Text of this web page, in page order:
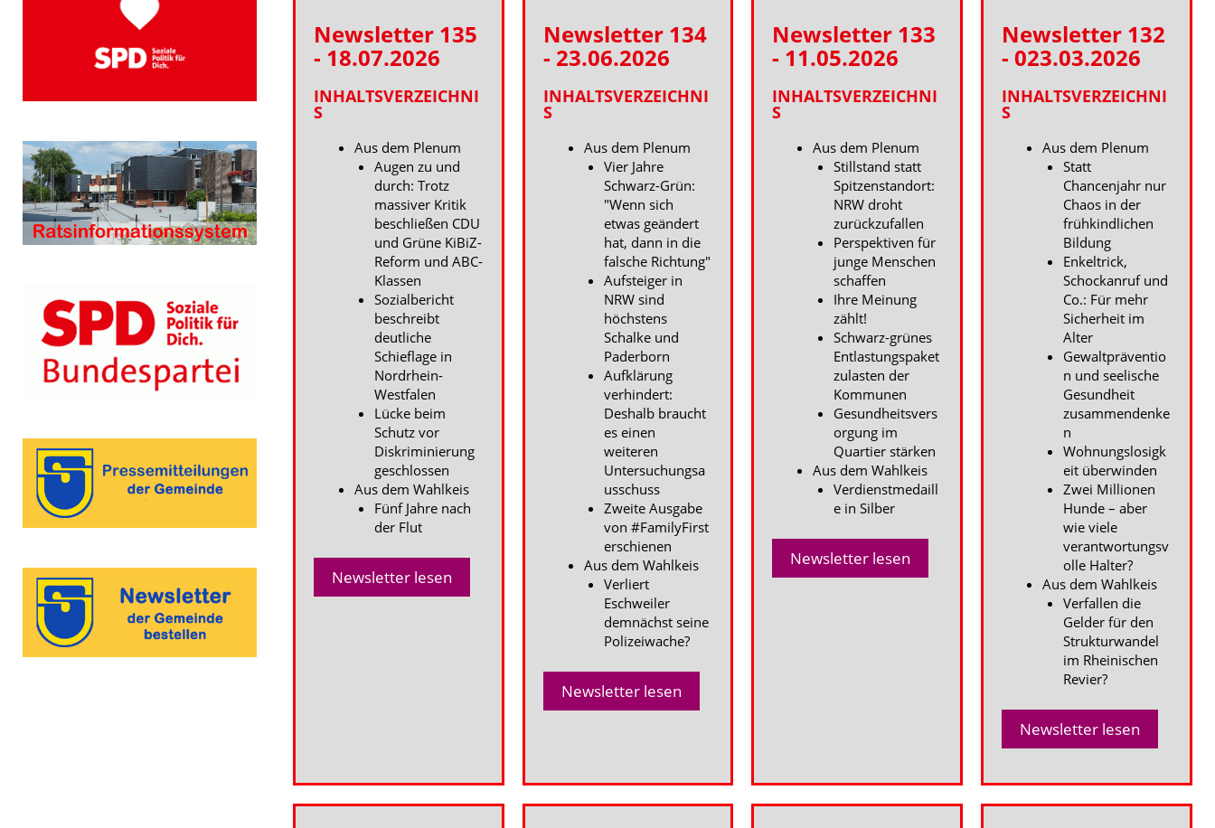
Newsletter 135
- 18.07.2026
INHALTSVERZEICHNI
S
Aus dem Plenum
Augen zu und
durch: Trotz
massiver Kritik
beschließen CDU
und Grüne KiBiZ-
Reform und ABC-
Klassen
Sozialbericht
beschreibt
deutliche
Schieflage in
Nordrhein-
Westfalen
Lücke beim
Schutz vor
Diskriminierung
geschlossen
Aus dem Wahlkeis
Fünf Jahre nach
der Flut
Newsletter lesen
Newsletter 134
- 23.06.2026
INHALTSVERZEICHNI
S
Aus dem Plenum
Vier Jahre
Schwarz-Grün:
"Wenn sich
etwas geändert
hat, dann in die
falsche Richtung"
Aufsteiger in
NRW sind
höchstens
Schalke und
Paderborn
Aufklärung
verhindert:
Deshalb braucht
es einen
weiteren
Untersuchungsa
usschuss
Zweite Ausgabe
von #FamilyFirst
erschienen
Aus dem Wahlkeis
Verliert
Eschweiler
demnächst seine
Polizeiwache?
Newsletter lesen
Newsletter 133
- 11.05.2026
INHALTSVERZEICHNI
S
Aus dem Plenum
Stillstand statt
Spitzenstandort:
NRW droht
zurückzufallen
Perspektiven für
junge Menschen
schaffen
Ihre Meinung
zählt!
Schwarz-grünes
Entlastungspaket
zulasten der
Kommunen
Gesundheitsvers
orgung im
Quartier stärken
Aus dem Wahlkeis
Verdienstmedaill
e in Silber
Newsletter lesen
Newsletter 132
- 023.03.2026
INHALTSVERZEICHNI
S
Aus dem Plenum
Statt
Chancenjahr nur
Chaos in der
frühkindlichen
Bildung
Enkeltrick,
Schockanruf und
Co.: Für mehr
Sicherheit im
Alter
Gewaltpräventio
n und seelische
Gesundheit
zusammendenke
n
Wohnungslosigk
eit überwinden
Zwei Millionen
Hunde – aber
wie viele
verantwortungsv
olle Halter?
Aus dem Wahlkeis
Verfallen die
Gelder für den
Strukturwandel
im Rheinischen
Revier?
Newsletter lesen